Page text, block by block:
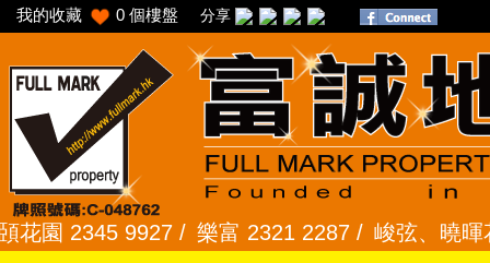
我的收藏 0 個樓盤 分享
2345 9927 /樂富 2321 2287 /峻弦、曉暉花